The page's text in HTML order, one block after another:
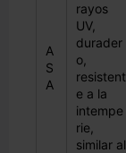
A
S
A
rayos
UV,
durader
o,
resistent
e a la
intempe
rie,
similar al